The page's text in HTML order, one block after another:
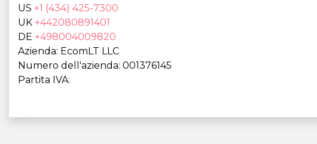
US +1 (434) 425-7300
UK +442080891401
DE +498004009820
Azienda: EcomLT LLC
Numero dell'azienda: 001376145
Partita IVA: